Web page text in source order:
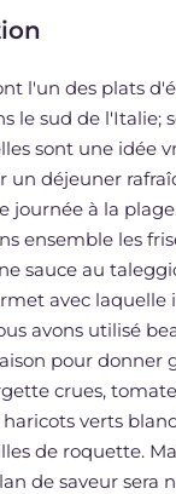
l'un des plats
le sud de l'Italie;
sont une idée
un déjeuner
journée à la
ensemble les
sauce au
avec laquelle
avons utilisé
pour donner
crues,
haricots verts
de roquette.
de saveur sera